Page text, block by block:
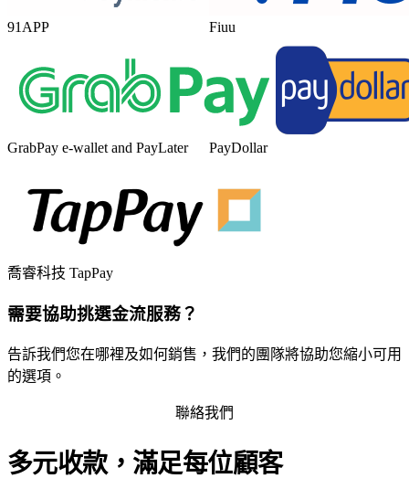
91APP Fiuu
GrabPay e-wallet and PayLater PayDollar
喬睿科技 TapPay
需要協助挑選金流服務？
告訴我們您在哪裡及如何銷售，我們的團隊將協助您縮小可用
的選項。
聯絡我們
多元收款，滿足每位顧客